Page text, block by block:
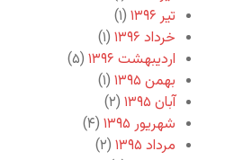
تیر ۱۳۹۶
(۱)
خرداد ۱۳۹۶
(۱)
اردیبهشت ۱۳۹۶
(۵)
بهمن ۱۳۹۵
(۱)
آبان ۱۳۹۵
(۲)
شهریور ۱۳۹۵
(۴)
مرداد ۱۳۹۵
(۲)